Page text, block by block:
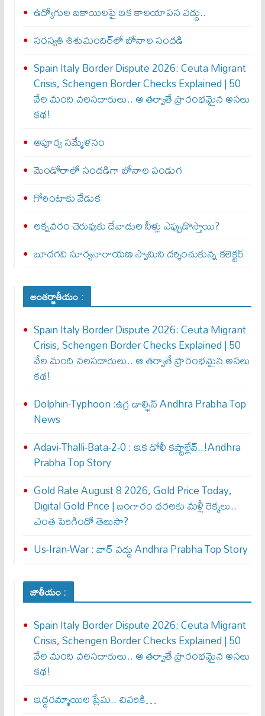
ఉద్యోగుల బకాయిలపై ఇక కాలయాపన వద్దు..
సరస్వతి శిశుమందిర్‌లో బోనాల సందడి
Spain Italy Border Dispute 2026: Ceuta Migrant
Crisis, Schengen Border Checks Explained | 50
వేల మంది వలసదారులు.. ఆ తర్వాతే ప్రారంభ‌మైన అసలు
కథ!
అపూర్వ స‌మ్మేళ‌నం
మెండోరాలో సందడిగా బోనాల పండుగ
గోరింటాకు వేడుక
లక్నవరం చెరువుకు దేవాదుల నీళ్లు ఎప్పుడొస్తాయి?
బూదగవి సూర్యనారాయణ స్వామిని దర్శించుకున్న కలెక్టర్
అంతర్జాతీయం :
Spain Italy Border Dispute 2026: Ceuta Migrant
Crisis, Schengen Border Checks Explained | 50
వేల మంది వలసదారులు.. ఆ తర్వాతే ప్రారంభ‌మైన అసలు
కథ!
Dolphin-Typhoon :ఉగ్ర డాల్ఫిన్ Andhra Prabha Top
News
Adavi-Thalli-Bata-2-0 : ఇక డోలీ క‌ష్టాల్లేవ్..!Andhra
Prabha Top Story
Gold Rate August 8 2026, Gold Price Today,
Digital Gold Price | బంగారం ధరలకు మళ్లీ రెక్కలు..
ఎంత పెరిగిందో తెలుసా?
Us-Iran-War : వార్ వ‌ద్దు Andhra Prabha Top Story
జాతీయం :
Spain Italy Border Dispute 2026: Ceuta Migrant
Crisis, Schengen Border Checks Explained | 50
వేల మంది వలసదారులు.. ఆ తర్వాతే ప్రారంభ‌మైన అసలు
కథ!
ఇద్దరమ్మాయిల ప్రేమ.. చివరికి…